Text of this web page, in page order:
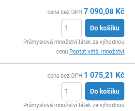
cena bez DPH 7 090,08 Kč
Do košíku
Průmyslová množství látek za výhodnou
cenu Poptat větší množství
cena bez DPH 1 075,21 Kč
Do košíku
Průmyslová množství látek za výhodnou